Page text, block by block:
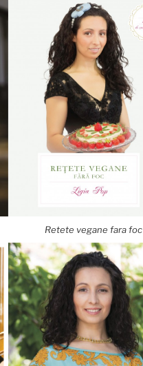
Retete vegane fara foc